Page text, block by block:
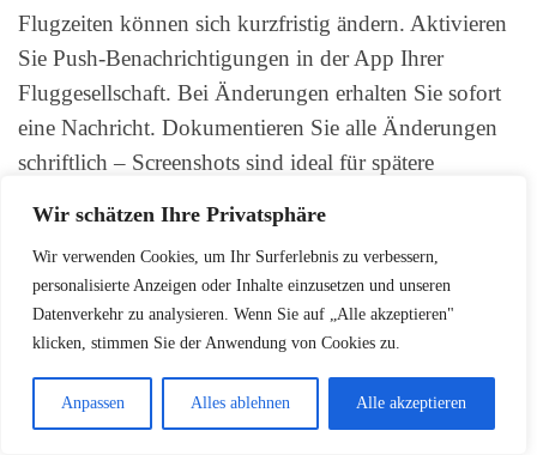
Wir schätzen Ihre Privatsphäre
Wir verwenden Cookies, um Ihr Surferlebnis zu verbessern,
personalisierte Anzeigen oder Inhalte einzusetzen und unseren
Datenverkehr zu analysieren. Wenn Sie auf „Alle akzeptieren"
klicken, stimmen Sie der Anwendung von Cookies zu.
Anpassen Alles ablehnen Alle akzeptieren
Flugzeiten können sich kurzfristig ändern. Aktivieren
Sie Push-Benachrichtigungen in der App Ihrer
Fluggesellschaft. Bei Änderungen erhalten Sie sofort
eine Nachricht. Dokumentieren Sie alle Änderungen
schriftlich – Screenshots sind ideal für spätere
Prüfen Sie 24 Stunden vor Abflug nochmals alle
Flugdaten. Bei erheblichen Zeitänderungen steht
Ihnen möglicherweise bereits ein Ausgleichsanspruch
handeln Sie proaktiv.